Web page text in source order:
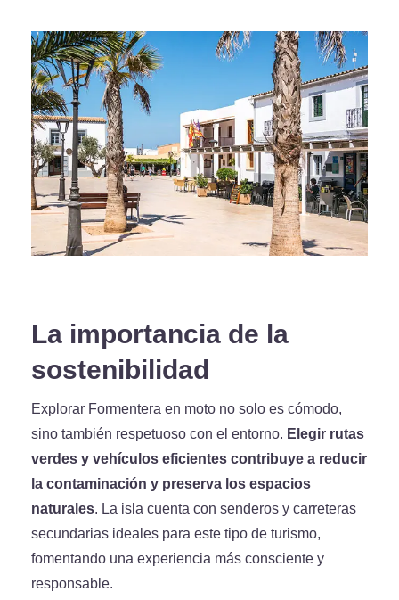
La importancia de la
sostenibilidad
Explorar Formentera en moto no solo es cómodo,
sino también respetuoso con el entorno. Elegir rutas
verdes y vehículos eficientes contribuye a reducir
la contaminación y preserva los espacios
naturales. La isla cuenta con senderos y carreteras
secundarias ideales para este tipo de turismo,
fomentando una experiencia más consciente y
responsable.